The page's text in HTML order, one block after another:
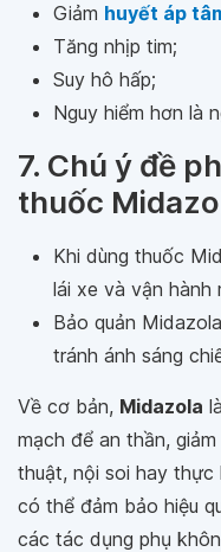
Giảm huyết áp
Tăng nhịp tim;
Suy hô hấp;
Nguy hiểm hơn là
7. Chú ý đề
thuốc
Khi dùng thuốc
lái xe và vận hành
Bảo quản
tránh ánh sáng
Về cơ bản, Midazola
mạch để an thần,
thuật, nội soi hay
có thể đảm bảo hiệu
các tác dụng phụ